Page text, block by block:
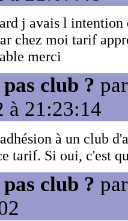
j avais l intention
chez moi tarif
merci
club ? par
à 21:23:14
à un club
tarif. Si oui, c'est
club ? par